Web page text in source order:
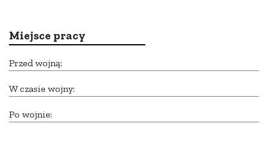
Miejsce pracy
Przed wojną:
W czasie wojny:
Po wojnie: